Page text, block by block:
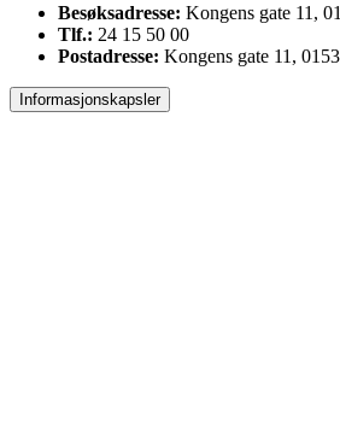
Besøksadresse: Kongens gate 11,
Tlf.: 24 15 50 00
Postadresse: Kongens gate 11,
Informasjonskapsler